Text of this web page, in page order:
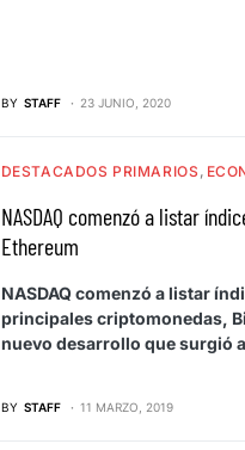
BY STAFF 23 JUNIO, 2020
DESTACADOS PRIMARIOS
NASDAQ comenzó a listar
Ethereum
NASDAQ comenzó a listar
principales criptomonedas,
nuevo desarrollo que surgió
BY STAFF 11 MARZO, 2019